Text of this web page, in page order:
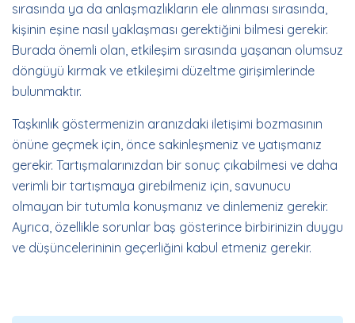
sırasında ya da anlaşmazlıkların ele alınması sırasında,
kişinin eşine nasıl yaklaşması gerektiğini bilmesi gerekir.
Burada önemli olan, etkileşim sırasında yaşanan olumsuz
döngüyü kırmak ve etkileşimi düzeltme girişimlerinde
bulunmaktır.
Taşkınlık göstermenizin aranızdaki iletişimi bozmasının
önüne geçmek için, önce sakinleşmeniz ve yatışmanız
gerekir. Tartışmalarınızdan bir sonuç çıkabilmesi ve daha
verimli bir tartışmaya girebilmeniz için, savunucu
olmayan bir tutumla konuşmanız ve dinlemeniz gerekir.
Ayrıca, özellikle sorunlar baş gösterince birbirinizin duygu
ve düşüncelerininin geçerliğini kabul etmeniz gerekir.